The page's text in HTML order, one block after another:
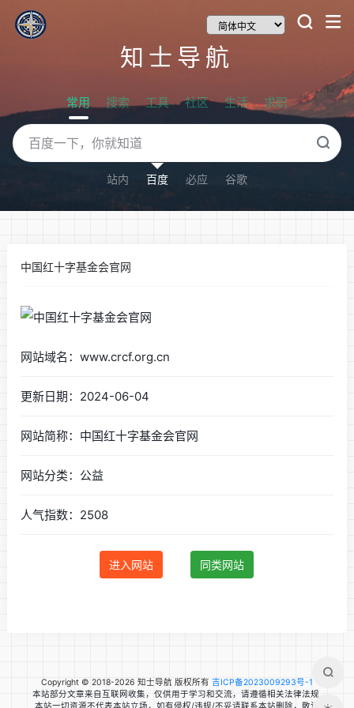
知士导航
常用 搜索 工具 社区 生活 求职
站内 百度 必应 谷歌
中国红十字基金会官网
网站域名：www.crcf.org.cn
更新日期：2024-06-04
网站简称：中国红十字基金会官网
网站分类：公益
人气指数：2508
进入网站 同类网站
Copyright © 2018-2026 知士导航 版权所有 吉ICP备2023009293号-1
本站部分文章来自互联网收集，仅供用于学习和交流，请遵循相关法律法规.